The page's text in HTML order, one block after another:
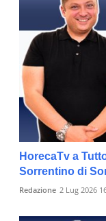
HorecaTv a
Sorrentino di
Redazione 2 Lug 2026